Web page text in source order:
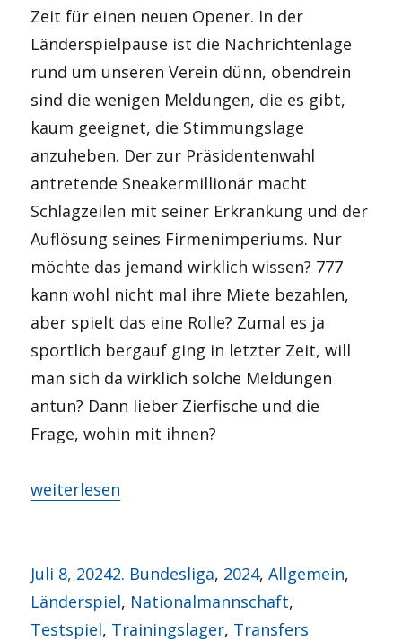
Zeit für einen neuen Opener. In der
Länderspielpause ist die Nachrichtenlage
rund um unseren Verein dünn, obendrein
sind die wenigen Meldungen, die es gibt,
kaum geeignet, die Stimmungslage
anzuheben. Der zur Präsidentenwahl
antretende Sneakermillionär macht
Schlagzeilen mit seiner Erkrankung und der
Auflösung seines Firmenimperiums. Nur
möchte das jemand wirklich wissen? 777
kann wohl nicht mal ihre Miete bezahlen,
aber spielt das eine Rolle? Zumal es ja
sportlich bergauf ging in letzter Zeit, will
man sich da wirklich solche Meldungen
antun? Dann lieber Zierfische und die
Frage, wohin mit ihnen?
„Nicht Fisch, nicht Fleisch?“
weiterlesen
Veröffentlicht
am
Juli 8, 2024Kategorien
2. Bundesliga, 2024,Allgemein,
Länderspiel, Nationalmannschaft,
Testspiel, Trainingslager, Transfers